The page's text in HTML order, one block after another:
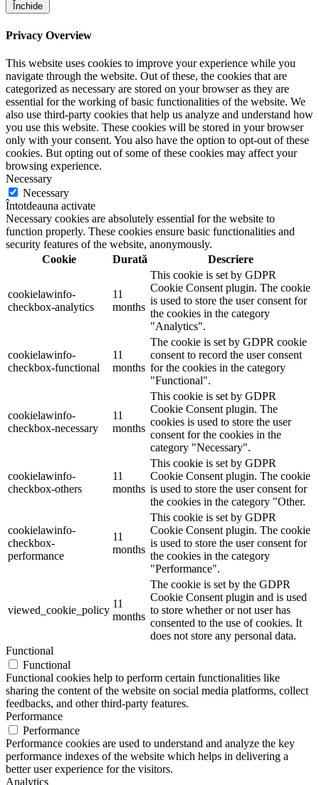
Închide
Privacy Overview
This website uses cookies to improve your experience while you
navigate through the website. Out of these, the cookies that are
categorized as necessary are stored on your browser as they are
essential for the working of basic functionalities of the website. We
also use third-party cookies that help us analyze and understand how
you use this website. These cookies will be stored in your browser
only with your consent. You also have the option to opt-out of these
cookies. But opting out of some of these cookies may affect your
browsing experience.
Necessary
Necessary
Întotdeauna activate
Necessary cookies are absolutely essential for the website to
function properly. These cookies ensure basic functionalities and
security features of the website, anonymously.
Cookie
Durată Descriere
cookielawinfo-
checkbox-analytics
11
months
This cookie is set by GDPR
Cookie Consent plugin. The cookie
is used to store the user consent for
the cookies in the category
"Analytics".
cookielawinfo-
checkbox-functional
11
months
The cookie is set by GDPR cookie
consent to record the user consent
for the cookies in the category
"Functional".
cookielawinfo-
checkbox-necessary
11
months
This cookie is set by GDPR
Cookie Consent plugin. The
cookies is used to store the user
consent for the cookies in the
category "Necessary".
cookielawinfo-
checkbox-others
11
months
This cookie is set by GDPR
Cookie Consent plugin. The cookie
is used to store the user consent for
the cookies in the category "Other.
cookielawinfo-
checkbox-
performance
11
months
This cookie is set by GDPR
Cookie Consent plugin. The cookie
is used to store the user consent for
the cookies in the category
"Performance".
viewed_cookie_policy
11
months
The cookie is set by the GDPR
Cookie Consent plugin and is used
to store whether or not user has
consented to the use of cookies. It
does not store any personal data.
Functional
Functional
Functional cookies help to perform certain functionalities like
sharing the content of the website on social media platforms, collect
feedbacks, and other third-party features.
Performance
Performance
Performance cookies are used to understand and analyze the key
performance indexes of the website which helps in delivering a
better user experience for the visitors.
Analytics